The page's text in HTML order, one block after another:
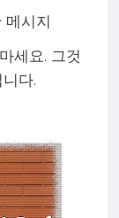
메시지
세요. 그것
다.